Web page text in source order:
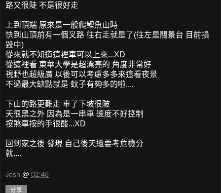
路又很陡 不是很好走
上到頂端 原來是一般爬鯉魚山時
快到山頂前有一個叉路 往右走就是了(往左是關景台 目前損
毀中)
從來就不知道這裡車可以上來...XD
從這裡看 東華大學是超漂亮的 角度非常好
視野也超級廣 以後可以考慮多多來這看夜景
不過最大缺點就是 蚊子有夠多的啦....
下山的路更難走 車了下坡很陂
天很黑之外 因為是一串車 速度不好控制
按煞車按的手很酸...XD
回到家之後 發現 自己後天還要考危機分
就....
Josh @ 02:46
分享